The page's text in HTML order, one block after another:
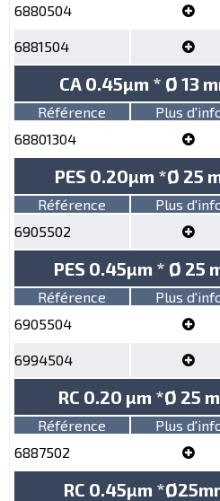
6880504
6881504
CA 0.45µm * Ø 13
Référence Plus
68801304
PES 0.20µm *Ø 25
Référence Plus
6905502
PES 0.45µm * Ø 25
Référence Plus
6905504
6994504
RC 0.20 µm *Ø 25
Référence Plus
6887502
RC 0.45µm